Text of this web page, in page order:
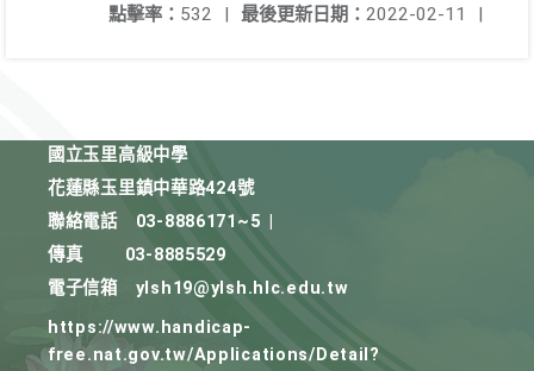
最後更新日期： 2022-02-11 |
點擊率： 532 |
國立玉里高級中學
花蓮縣玉里鎮中華路424號
聯絡電話
03-8886171~5
傳真
03-8885529
電子信箱
ylsh19@ylsh.hlc.edu.tw
https://www.handicap-
free.nat.gov.tw/Applications/Detail?